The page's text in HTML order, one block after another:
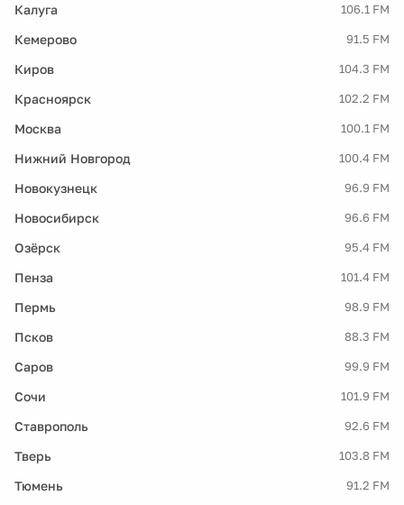
Калуга 106.1 FM
Кемерово 91.5 FM
Киров 104.3 FM
Красноярск 102.2 FM
Москва 100.1 FM
Нижний Новгород 100.4 FM
Новокузнецк 96.9 FM
Новосибирск 96.6 FM
Озёрск 95.4 FM
Пенза 101.4 FM
Пермь 98.9 FM
Псков 88.3 FM
Саров 99.9 FM
Сочи 101.9 FM
Ставрополь 92.6 FM
Тверь 103.8 FM
Тюмень 91.2 FM